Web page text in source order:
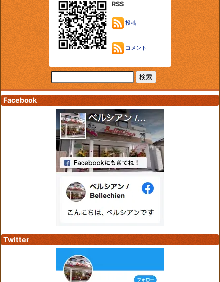
RSS
投稿
コメント
Facebook
Twitter